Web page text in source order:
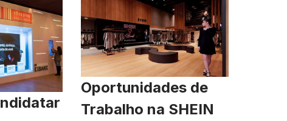
Oportunidades de
Trabalho na SHEIN